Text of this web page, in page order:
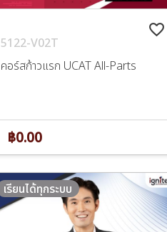
favorite_border
5122-V02T
คอร์สก้าวแรก UCAT All-Parts
฿0.00
เรียนได้ทุกระบบ